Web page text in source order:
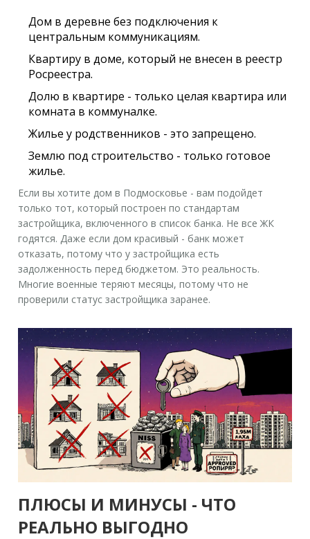
Дом в деревне без подключения к
центральным коммуникациям.
Квартиру в доме, который не внесен в реестр
Росреестра.
Долю в квартире - только целая квартира или
комната в коммуналке.
Жилье у родственников - это запрещено.
Землю под строительство - только готовое
жилье.
Если вы хотите дом в Подмосковье - вам подойдет
только тот, который построен по стандартам
застройщика, включенного в список банка. Не все ЖК
годятся. Даже если дом красивый - банк может
отказать, потому что у застройщика есть
задолженность перед бюджетом. Это реальность.
Многие военные теряют месяцы, потому что не
проверили статус застройщика заранее.
ПЛЮСЫ И МИНУСЫ - ЧТО
РЕАЛЬНО ВЫГОДНО